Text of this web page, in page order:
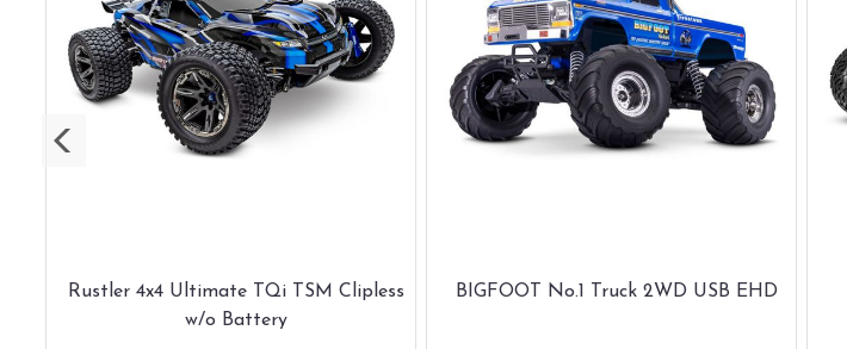
Rustler 4x4 Ultimate TQi TSM Clipless
w/o Battery
BIGFOOT No.1 Truck 2WD USB EHD